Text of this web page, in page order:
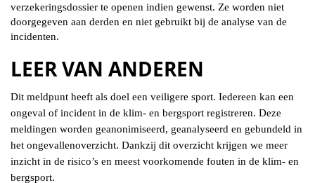
verzekeringsdossier te openen indien gewenst. Ze worden niet
doorgegeven aan derden en niet gebruikt bij de analyse van de
incidenten.
LEER VAN ANDEREN
Dit meldpunt heeft als doel een veiligere sport. Iedereen kan een
ongeval of incident in de klim- en bergsport registreren. Deze
meldingen worden geanonimiseerd, geanalyseerd en gebundeld in
het ongevallenoverzicht. Dankzij dit overzicht krijgen we meer
inzicht in de risico’s en meest voorkomende fouten in de klim- en
bergsport.